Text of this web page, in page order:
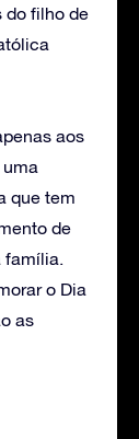
do filho de
aos
que tem
de
família.
o Dia
as